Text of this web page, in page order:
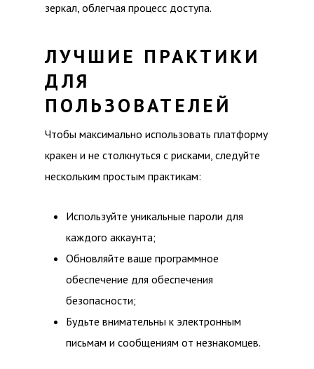
зеркал, облегчая процесс доступа.
ЛУЧШИЕ ПРАКТИКИ
ДЛЯ
ПОЛЬЗОВАТЕЛЕЙ
Чтобы максимально использовать платформу
кракен и не столкнуться с рисками, следуйте
нескольким простым практикам:
Используйте уникальные пароли для
каждого аккаунта;
Обновляйте ваше программное
обеспечение для обеспечения
безопасности;
Будьте внимательны к электронным
письмам и сообщениям от незнакомцев.